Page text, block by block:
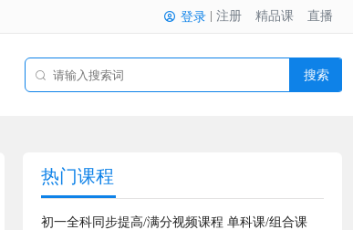
登录 注册 精品课 直播
搜索
热门课程
初一全科同步提高/满分视频课程 单科课/组合课